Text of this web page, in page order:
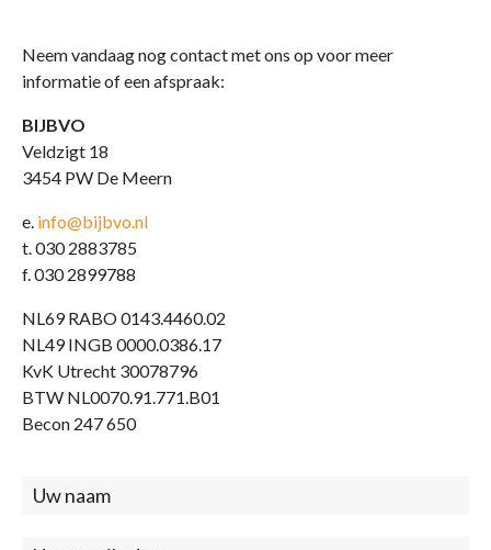
Neem vandaag nog contact met ons op voor meer
informatie of een afspraak:
BIJBVO
Veldzigt 18
3454 PW De Meern
e. info@bijbvo.nl
t. 030 2883785
f. 030 2899788
NL69 RABO 0143.4460.02
NL49 INGB 0000.0386.17
KvK Utrecht 30078796
BTW NL0070.91.771.B01
Becon 247 650
Contact